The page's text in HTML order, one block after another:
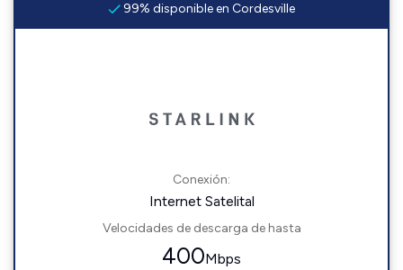
99% disponible en Cordesville
Conexión:
Internet Satelital
Velocidades de descarga de hasta
400Mbps